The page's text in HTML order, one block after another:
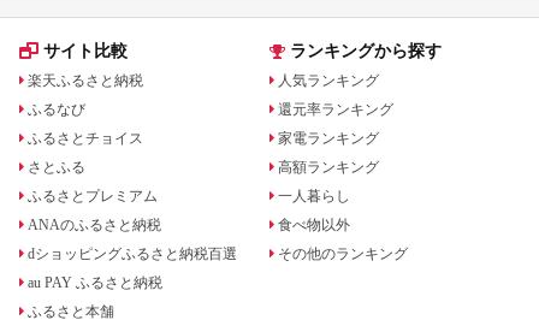
サイト比較
楽天ふるさと納税
ふるなび
ふるさとチョイス
さとふる
ふるさとプレミアム
ANAのふるさと納税
dショッピングふるさと納税百選
au PAY ふるさと納税
ふるさと本舗
ランキングから探す
人気ランキング
還元率ランキング
家電ランキング
高額ランキング
一人暮らし
食べ物以外
その他のランキング